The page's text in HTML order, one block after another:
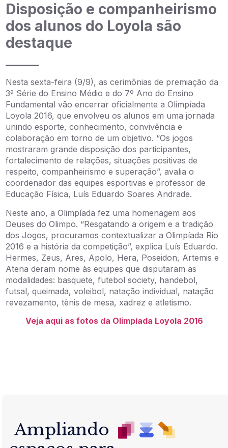
Disposição e companheirismo
dos alunos do Loyola são
destaque
Nesta sexta-feira (9/9), as cerimônias de premiação da
3ª Série do Ensino Médio e do 7º Ano do Ensino
Fundamental vão encerrar oficialmente a Olimpíada
Loyola 2016, que envolveu os alunos em uma jornada
unindo esporte, conhecimento, convivência e
colaboração em torno de um objetivo. “Os jogos
mostraram grande disposição dos participantes,
fortalecimento de relações, situações positivas de
respeito, companheirismo e superação”, avalia o
coordenador das equipes esportivas e professor de
Educação Física, Luís Eduardo Soares Andrade.
Neste ano, a Olimpíada fez uma homenagem aos
Deuses do Olimpo. “Resgatando a origem e a tradição
dos Jogos, procuramos contextualizar a Olimpíada Rio
2016 e a história da competição”, explica Luís Eduardo.
Hermes, Zeus, Ares, Apolo, Hera, Poseidon, Artemis e
Atena deram nome às equipes que disputaram as
modalidades: basquete, futebol society, handebol,
futsal, queimada, voleibol, natação individual, natação
revezamento, tênis de mesa, xadrez e atletismo.
Veja aqui as fotos da Olimpíada Loyola 2016
Ampliando